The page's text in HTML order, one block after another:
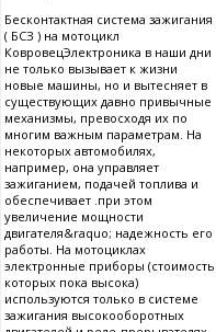
Бесконтактная система зажигания
( БСЗ ) на мотоцикл
КовровецЭлектроника в наши дни
не только вызывает к жизни
новые машины, но и вытесняет в
существующих давно привычные
механизмы, превосходя их по
многим важным параметрам. На
некоторых автомобилях,
например, она управляет
зажиганием, подачей топлива и
обеспечивает .при этом
увеличение мощности
двигателя&raquo; надежность его
работы. На мотоциклах
электронные приборы (стоимость
которых пока высока)
используются только в системе
зажигания высокооборотных